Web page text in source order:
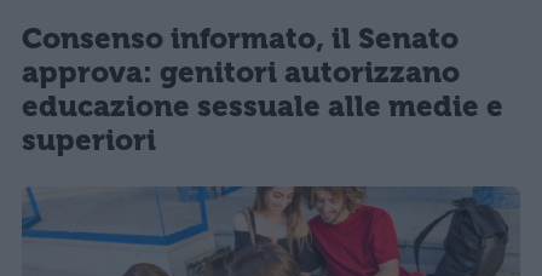
Consenso informato, il Senato
approva: genitori autorizzano
educazione sessuale alle medie e
superiori